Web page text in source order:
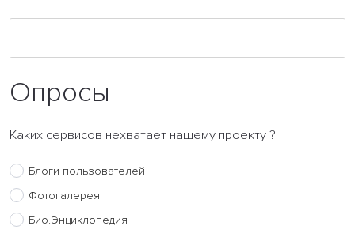
Опросы
Каких сервисов нехватает нашему проекту ?
Блоги пользователей
Фотогалерея
Био.Энциклопедия